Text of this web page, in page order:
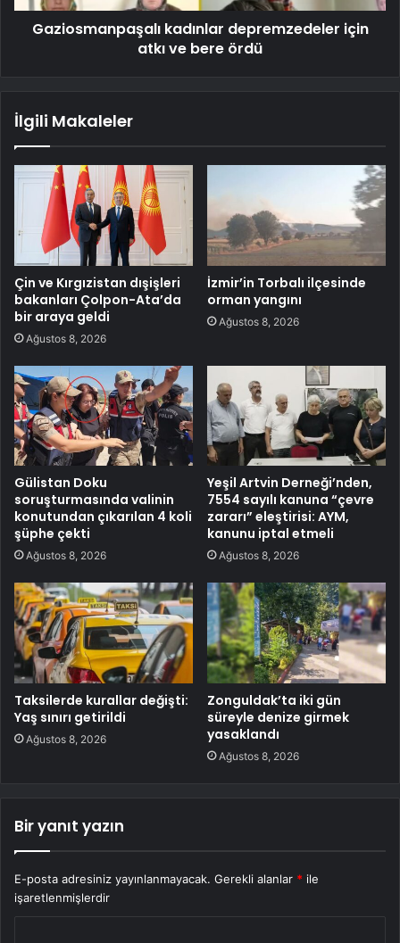
Gaziosmanpaşalı kadınlar depremzedeler için
atkı ve bere ördü
İlgili Makaleler
Çin ve Kırgızistan dışişleri
bakanları Çolpon-Ata’da
bir araya geldi
Ağustos 8, 2026
İzmir’in Torbalı ilçesinde
orman yangını
Ağustos 8, 2026
Gülistan Doku
soruşturmasında valinin
konutundan çıkarılan 4 koli
şüphe çekti
Ağustos 8, 2026
Yeşil Artvin Derneği’nden,
7554 sayılı kanuna “çevre
zararı” eleştirisi: AYM,
kanunu iptal etmeli
Ağustos 8, 2026
Taksilerde kurallar değişti:
Yaş sınırı getirildi
Ağustos 8, 2026
Zonguldak’ta iki gün
süreyle denize girmek
yasaklandı
Ağustos 8, 2026
Bir yanıt yazın
E-posta adresiniz yayınlanmayacak. Gerekli alanlar * ile
işaretlenmişlerdir